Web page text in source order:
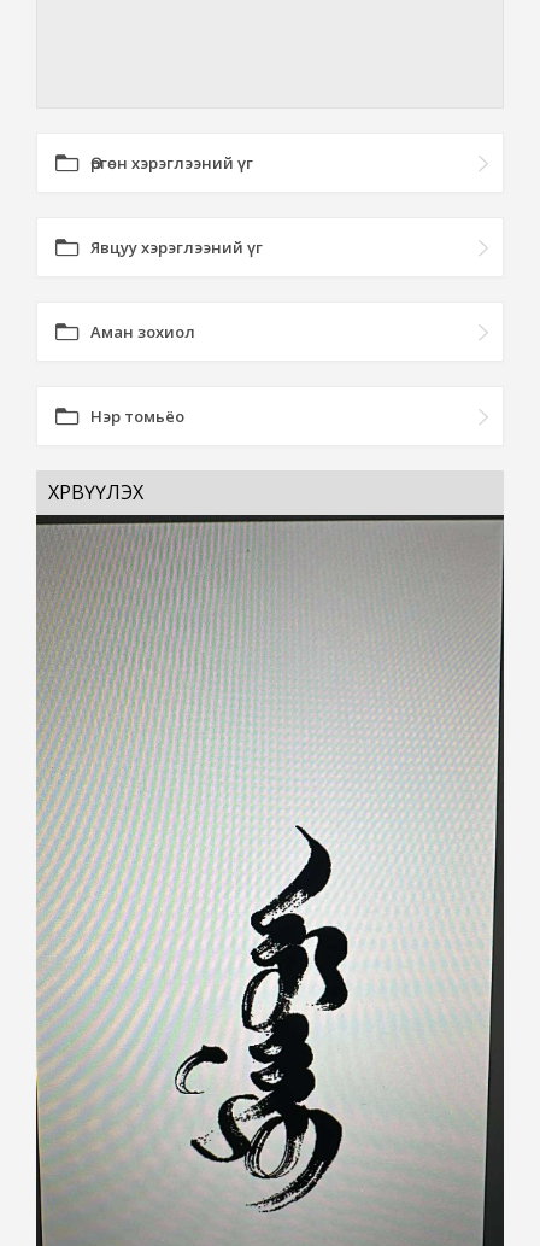
Өргөн хэрэглээний үг
Явцуу хэрэглээний үг
Аман зохиол
Нэр томьёо
ХӨРВҮҮЛЭХ